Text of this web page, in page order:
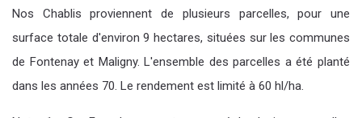
Nos Chablis proviennent de plusieurs parcelles, pour une
surface totale d'environ 9 hectares, situées sur les communes
de Fontenay et Maligny. L'ensemble des parcelles a été planté
dans les années 70. Le rendement est limité à 60 hl/ha.